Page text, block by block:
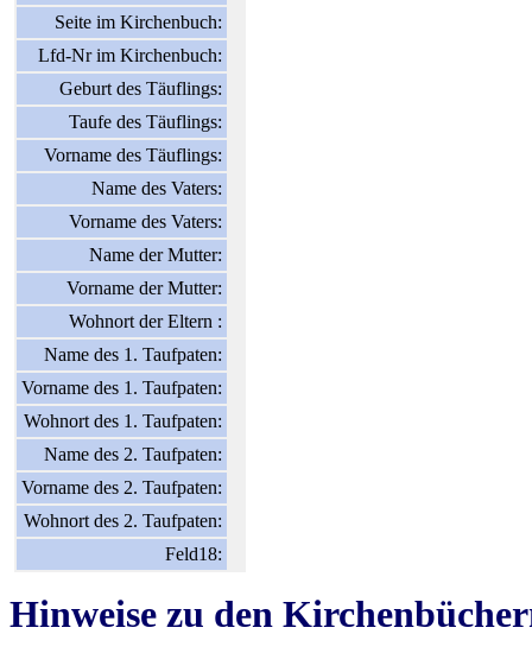
Seite im Kirchenbuch:
Lfd-Nr im Kirchenbuch:
Geburt des Täuflings:
Taufe des Täuflings:
Vorname des Täuflings:
Name des Vaters:
Vorname des Vaters:
Name der Mutter:
Vorname der Mutter:
Wohnort der Eltern :
Name des 1. Taufpaten:
Vorname des 1. Taufpaten:
Wohnort des 1. Taufpaten:
Name des 2. Taufpaten:
Vorname des 2. Taufpaten:
Wohnort des 2. Taufpaten:
Feld18:
Hinweise zu den